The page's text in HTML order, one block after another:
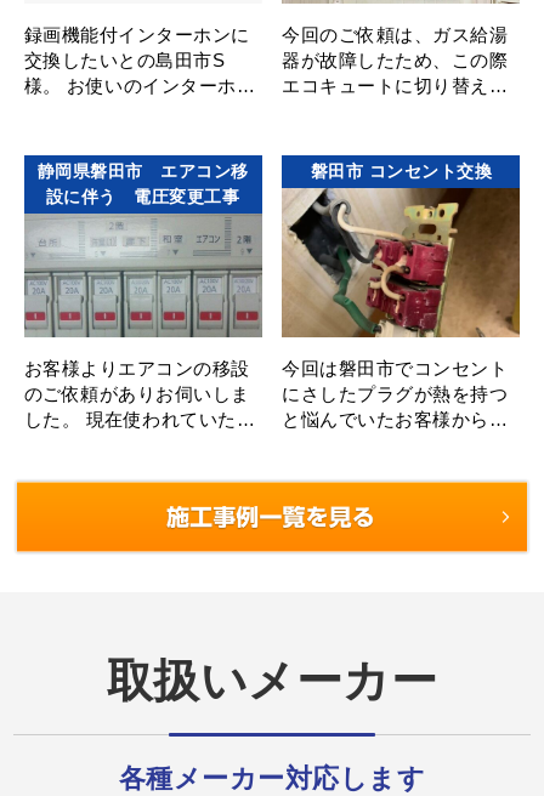
録画機能付インターホンに
交換したいとの島田市S
様。 お使いのインターホン
に頼めば良いのかお困りで
したが、 ･･･
今回のご依頼は、ガス給湯
器が故障したため、この際
エコキュートに切り替えた
製造年月日が1984年と37年
も･･･
静岡県磐田市 エアコン移
設に伴う 電圧変更工事
お客様よりエアコンの移設
のご依頼がありお伺いしま
した。 現在使われていたエ
磐田市 コンセント交換
今回は磐田市でコンセント
にさしたプラグが熱を持つ
と悩んでいたお客様からの
取扱いメーカー
各種メーカー対応します